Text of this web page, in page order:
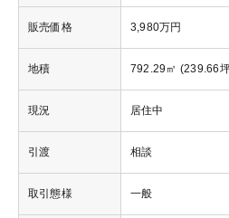
販売価格 3,980万円
地積 792.29㎡ (239.66
現況 居住中
引渡 相談
取引態様 一般